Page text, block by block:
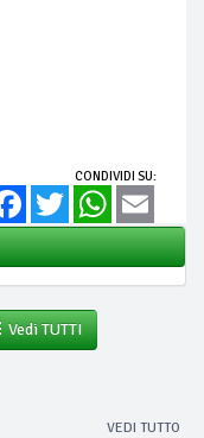
CONDIVIDI SU:
FacebookTwitter WhatsApp
Vedi TUTTI
VEDI TUTTO